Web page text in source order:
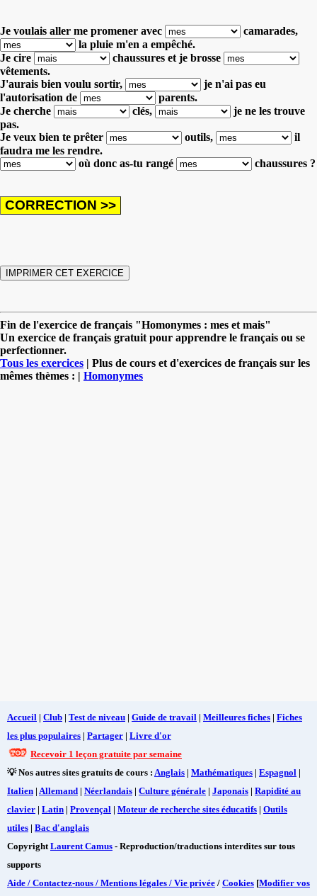
Je voulais aller me promener avec
camarades,
la pluie m'en a empêché.
Je cire
chaussures et je brosse
vêtements.
J'aurais bien voulu sortir,
je n'ai pas eu
l'autorisation de
parents.
Je cherche
clés,
je ne les trouve
pas.
Je veux bien te prêter
outils,
il
faudra me les rendre.
où donc as-tu rangé
chaussures ?
Fin de l'exercice de français "Homonymes : mes et mais"
Un exercice de français gratuit pour apprendre le français ou se
perfectionner.
Tous les exercices | Plus de cours et d'exercices de français sur les
mêmes thèmes : | Homonymes
Accueil | Club | Test de niveau | Guide de travail | Meilleures fiches | Fiches
les plus populaires | Partager | Livre d'or
Recevoir 1 leçon gratuite par semaine
💡 Nos autres sites gratuits de cours : Anglais | Mathématiques | Espagnol |
Italien | Allemand | Néerlandais | Culture générale | Japonais | Rapidité au
clavier | Latin | Provençal | Moteur de recherche sites éducatifs | Outils
utiles | Bac d'anglais
Copyright Laurent Camus - Reproduction/traductions interdites sur tous
supports
Aide / Contactez-nous / Mentions légales / Vie privée / Cookies [Modifier vos